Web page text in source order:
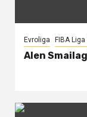
Evroliga FIBA
Alen